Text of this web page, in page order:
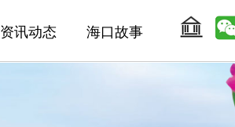
资讯动态 海口故事